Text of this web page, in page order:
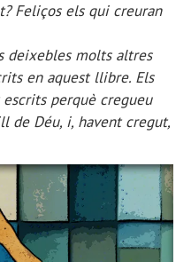
Feliços els qui creuran
deixebles molts altres
en aquest llibre. Els
perquè cregueu
de Déu, i, havent cregut,